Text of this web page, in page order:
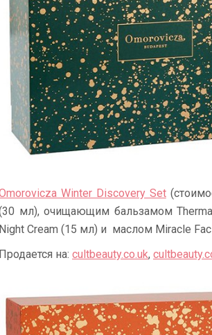
Winter Discovery Set
мл), очищающим бальзамом
Night Cream (15 мл) и маслом Miracle
Продается на: cultbeauty.co.uk,